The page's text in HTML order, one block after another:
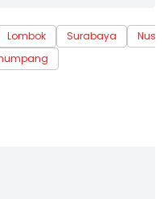
Lombok Surabaya
Nusa